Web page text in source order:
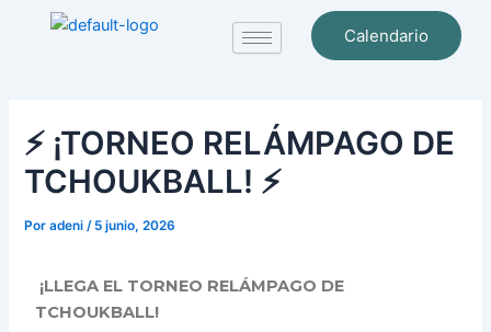
Calendario
⚡ ¡TORNEO RELÁMPAGO DE
TCHOUKBALL! ⚡
Poradeni / 5 junio, 2026
¡LLEGA EL TORNEO RELÁMPAGO DE
TCHOUKBALL!
Navegación